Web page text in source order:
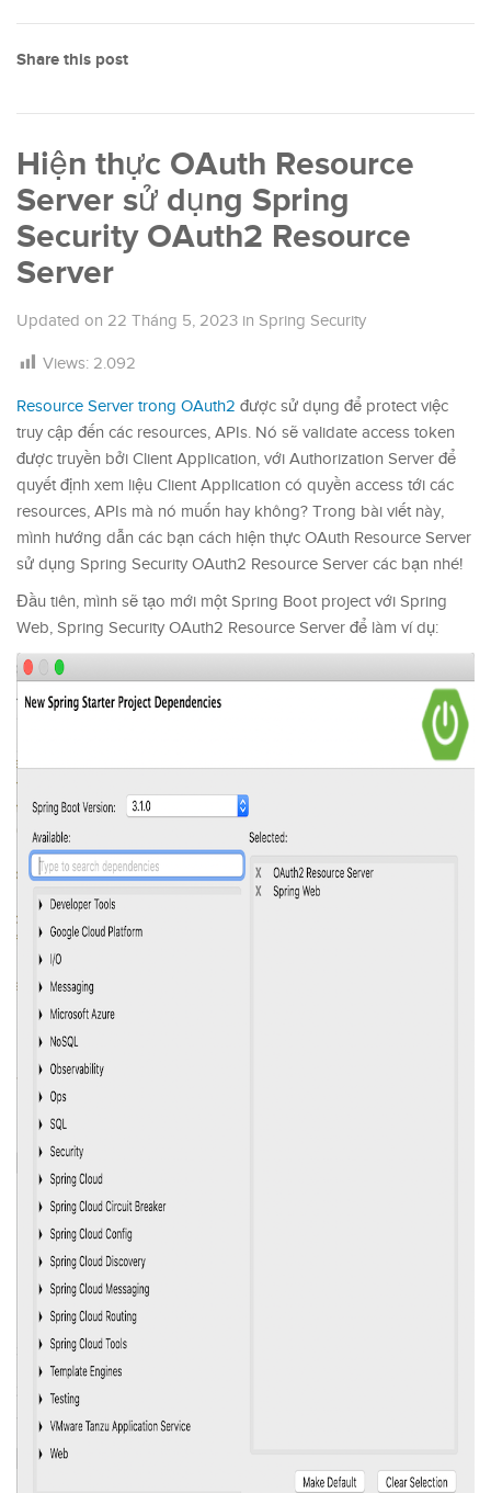
Share this post
Hiện thực OAuth Resource
Server sử dụng Spring
Security OAuth2 Resource
Server
Updated on 22 Tháng 5, 2023 in Spring Security
Views: 2.092
Resource Server trong OAuth2 được sử dụng để protect việc
truy cập đến các resources, APIs. Nó sẽ validate access token
được truyền bởi Client Application, với Authorization Server để
quyết định xem liệu Client Application có quyền access tới các
resources, APIs mà nó muốn hay không? Trong bài viết này,
mình hướng dẫn các bạn cách hiện thực OAuth Resource Server
sử dụng Spring Security OAuth2 Resource Server các bạn nhé!
Đầu tiên, mình sẽ tạo mới một Spring Boot project với Spring
Web, Spring Security OAuth2 Resource Server để làm ví dụ: